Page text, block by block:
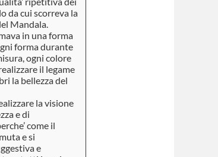
da cui scorreva la
Mandala.
in una forma
forma durante
ogni colore
il legame
la bellezza del
la visione
e di
come il
e si
e